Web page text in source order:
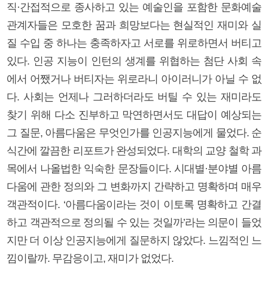
직·간접적으로 종사하고 있는 예술인을 포함한 문화예술
관계자들은 모호한 꿈과 희망보다는 현실적인 재미와 실
질 수입 중 하나는 충족하자고 서로를 위로하면서 버티고
있다. 인공 지능이 인턴의 생계를 위협하는 첨단 사회 속
에서 어쨌거나 버티자는 위로라니 아이러니가 아닐 수 없
다. 사회는 언제나 그러하더라도 버틸 수 있는 재미라도
찾기 위해 다소 진부하고 막연하면서도 대답이 예상되는
그 질문, 아름다움은 무엇인가를 인공지능에게 물었다. 순
식간에 깔끔한 리포트가 완성되었다. 대학의 교양 철학 과
목에서 나올법한 익숙한 문장들이다. 시대별·분야별 아름
다움에 관한 정의와 그 변화까지 간략하고 명확하며 매우
객관적이다. ‘아름다움이라는 것이 이토록 명확하고 간결
하고 객관적으로 정의될 수 있는 것일까’라는 의문이 들었
지만 더 이상 인공지능에게 질문하지 않았다. 느낌적인 느
낌이랄까. 무감응이고, 재미가 없었다.